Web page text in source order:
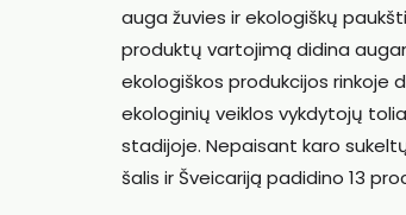
auga žuvies ir ekologiškų
produktų vartojimą didina
ekologiškos produkcijos rinkoje
ekologinių veiklos vykdytojų
stadijoje. Nepaisant karo
šalis ir Šveicariją padidino 13